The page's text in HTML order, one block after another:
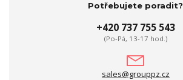
Potřebujete poradit?
+420 737 755 543
(Po-Pá, 13-17 hod.)
sales@grouppz.cz